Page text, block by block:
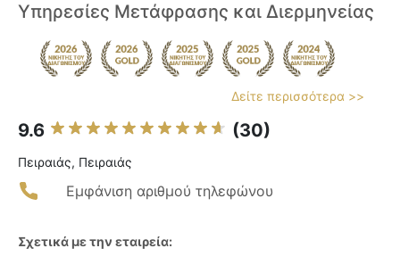
Υπηρεσίες Μετάφρασης και Διερμηνείας
Δείτε περισσότερα >>
9.6 (30)
Πειραιάς, Πειραιάς
Εμφάνιση αριθμού τηλεφώνου
Σχετικά με την εταιρεία: